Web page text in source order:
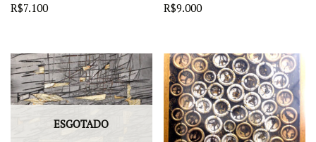
R$7.100 R$9.000
ESGOTADO